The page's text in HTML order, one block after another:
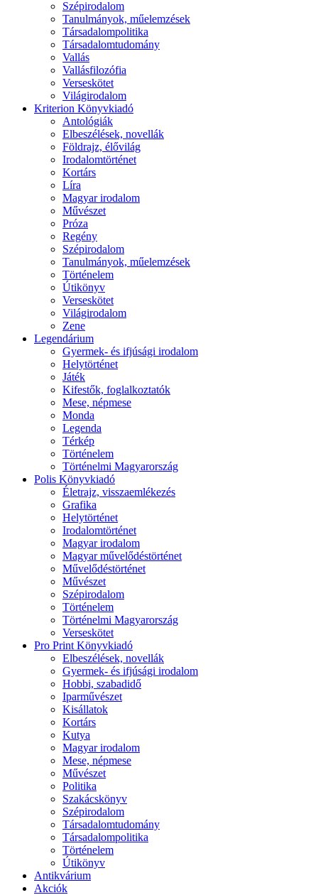
Szépirodalom
Tanulmányok, műelemzések
Társadalompolitika
Társadalomtudomány
Vallás
Vallásfilozófia
Verseskötet
Világirodalom
Kriterion Könyvkiadó
Antológiák
Elbeszélések, novellák
Földrajz, élővilág
Irodalomtörténet
Kortárs
Líra
Magyar irodalom
Művészet
Próza
Regény
Szépirodalom
Tanulmányok, műelemzések
Történelem
Útikönyv
Verseskötet
Világirodalom
Zene
Legendárium
Gyermek- és ifjúsági irodalom
Helytörténet
Játék
Kifestők, foglalkoztatók
Mese, népmese
Monda
Legenda
Térkép
Történelem
Történelmi Magyarország
Polis Könyvkiadó
Életrajz, visszaemlékezés
Grafika
Helytörténet
Irodalomtörténet
Magyar irodalom
Magyar művelődéstörténet
Művelődéstörténet
Művészet
Szépirodalom
Történelem
Történelmi Magyarország
Verseskötet
Pro Print Könyvkiadó
Elbeszélések, novellák
Gyermek- és ifjúsági irodalom
Hobbi, szabadidő
Iparművészet
Kisállatok
Kortárs
Kutya
Magyar irodalom
Mese, népmese
Művészet
Politika
Szakácskönyv
Szépirodalom
Társadalomtudomány
Társadalompolitika
Történelem
Útikönyv
Antikvárium
Akciók